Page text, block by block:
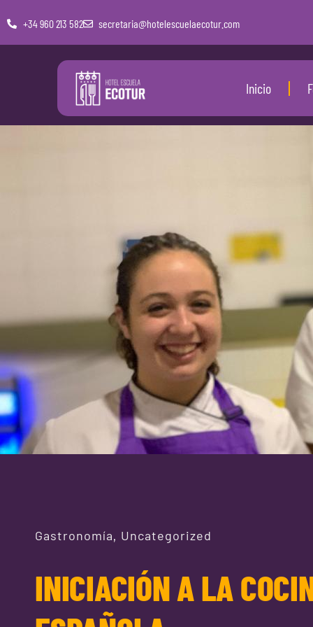
+34 960 213 582 secretaria@hotelescuelaecotur.com
Inicio
Gastronomía, Uncategorized
INICIACIÓN A LA